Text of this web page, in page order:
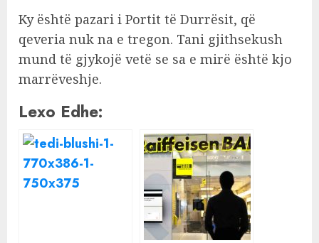
Ky është pazari i Portit të Durrësit, që
qeveria nuk na e tregon. Tani gjithsekush
mund të gjykojë vetë se sa e mirë është kjo
marrëveshje.
Lexo Edhe: